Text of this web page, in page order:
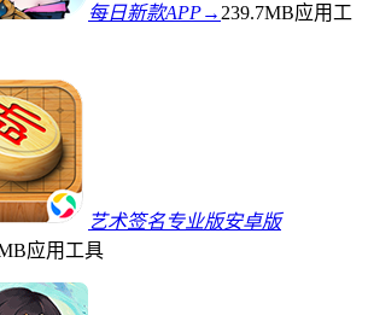
每日新款APP→ 239.7MB应用工
艺术签名专业版安卓版
应用工具